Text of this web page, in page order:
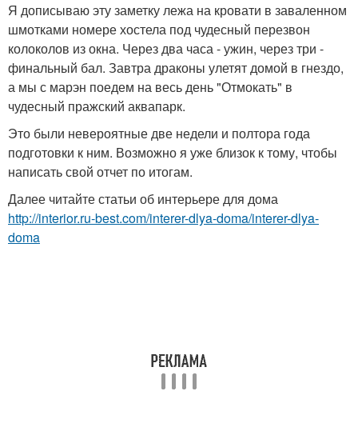
Я дописываю эту заметку лежа на кровати в заваленном
шмотками номере хостела под чудесный перезвон
колоколов из окна. Через два часа - ужин, через три -
финальный бал. Завтра драконы улетят домой в гнездо,
а мы с марэн поедем на весь день "Отмокать" в
чудесный пражский аквапарк.
Это были невероятные две недели и полтора года
подготовки к ним. Возможно я уже близок к тому, чтобы
написать свой отчет по итогам.
Далее читайте статьи об интерьере для дома
http://interior.ru-best.com/interer-dlya-doma/interer-dlya-
doma